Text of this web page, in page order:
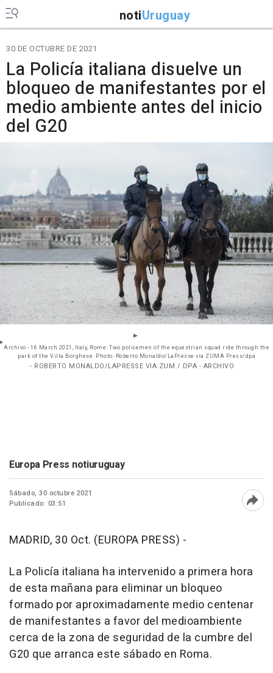
notiUruguay
30 DE OCTUBRE DE 2021
La Policía italiana disuelve un
bloqueo de manifestantes por el
medio ambiente antes del inicio
del G20
Archivo - 16 March 2021, Italy, Rome: Two policemen of the equestrian squad ride through the
park of the Villa Borghese. Photo: Roberto Monaldo/LaPresse via ZUMA Press/dpa
- ROBERTO MONALDO/LAPRESSE VIA ZUM / DPA - ARCHIVO
Europa Press notiuruguay
Sábado, 30 octubre 2021
Publicado: 03:51
MADRID, 30 Oct. (EUROPA PRESS) -
La Policía italiana ha intervenido a primera hora
de esta mañana para eliminar un bloqueo
formado por aproximadamente medio centenar
de manifestantes a favor del medioambiente
cerca de la zona de seguridad de la cumbre del
G20 que arranca este sábado en Roma.